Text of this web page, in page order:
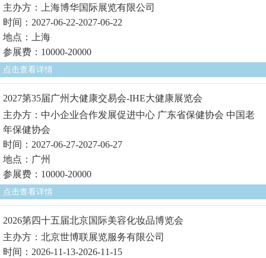
主办方：上海博华国际展览有限公司
时间：2027-06-22-2027-06-22
地点：上海
参展费：10000-20000
点击查看详情
2027第35届广州大健康交易会-IHE大健康展览会
主办方：中小企业合作发展促进中心 广东省保健协会 中国老
年保健协会
时间：2027-06-27-2027-06-27
地点：广州
参展费：10000-20000
点击查看详情
2026第四十五届北京国际美容化妆品博览会
主办方：北京世博联展览服务有限公司
时间：2026-11-13-2026-11-15